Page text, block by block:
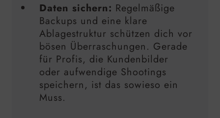
Daten sichern: Regelmäßige
Backups und eine klare
Ablagestruktur schützen dich vor
bösen Überraschungen. Gerade
für Profis, die Kundenbilder
oder aufwendige Shootings
speichern, ist das sowieso ein
Muss.